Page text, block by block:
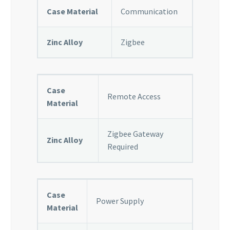
Case Material Communication
Zinc Alloy Zigbee
Case
Material
Remote Access
Zinc Alloy
Zigbee Gateway
Required
Case
Material
Power Supply